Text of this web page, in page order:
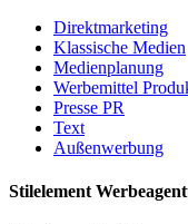
Direktmarketing
Klassische Medien
Medienplanung
Werbemittel
Presse PR
Text
Außenwerbung
Stilelement